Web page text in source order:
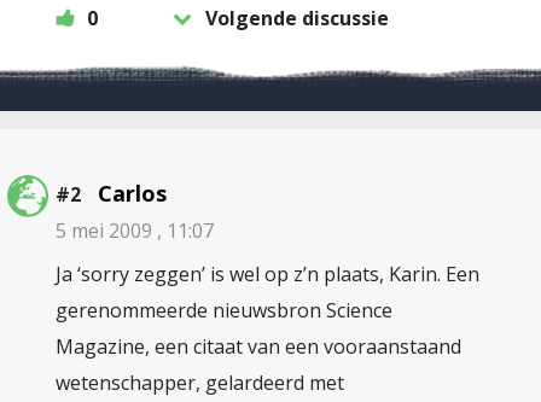
0 Volgende discussie
#2 Carlos
5 mei 2009 , 11:07
Ja ‘sorry zeggen’ is wel op z’n plaats, Karin. Een
gerenommeerde nieuwsbron Science
Magazine, een citaat van een vooraanstaand
wetenschapper, gelardeerd met